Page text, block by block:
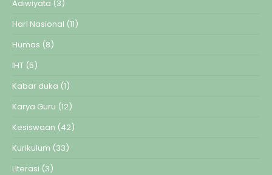
Adiwiyata (3)
Hari Nasional (11)
Humas (8)
IHT (5)
Kabar duka (1)
Karya Guru (12)
Kesiswaan (42)
Kurikulum (33)
Literasi (3)